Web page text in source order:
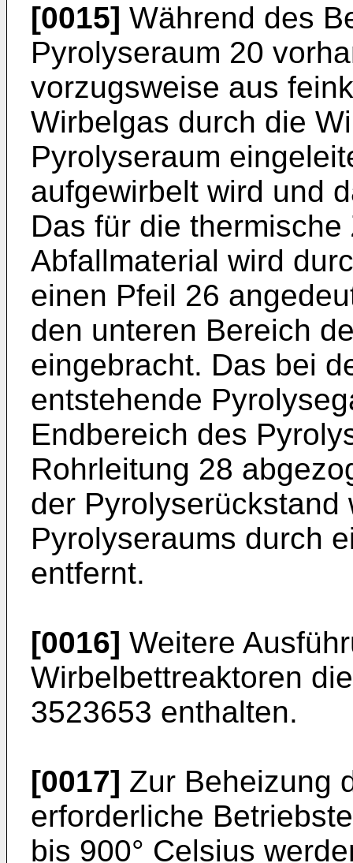
[0015] Während des
Pyrolyseraum 20
vorzugsweise aus
Wirbelgas durch die
Pyrolyseraum
aufgewirbelt wird und
Das für die
Abfallmaterial wird
einen Pfeil 26
den unteren Bereich
eingebracht. Das bei
entstehende
Endbereich des
Rohrleitung 28
der Pyrolyserückstand
Pyrolyseraums durch
entfernt.
[0016] Weitere
Wirbelbettreaktoren
3523653 enthalten.
[0017] Zur Beheizung
erforderliche
bis 900° Celsius